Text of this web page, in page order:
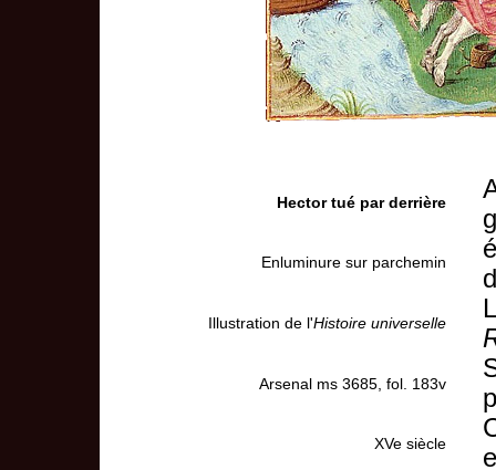
Hector tué par derrière
Enluminure sur parchemin
Illustration de l'Histoire universelle
Arsenal ms 3685, fol. 183v
XVe siècle